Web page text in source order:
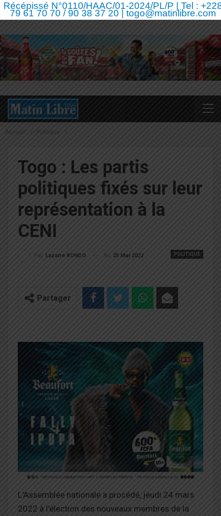
Récépissé N°0110/HAAC/01-2024/PL/P | Tel :
79 61 70 70 / 90 38 37 20 | togo@matinlibre.com
Accueil Politique
Togo : Les partis
politiques fixés sur leur
représentation à la
CENI
POLITIQUE
Par Lazarre KONDO Au 25 Mar 2022
Partager
L’Assemblée nationale a procédé, jeudi 24 mars
2022 à l’élection des nouveaux membres de la